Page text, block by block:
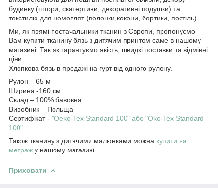
будинку (штори, скатертини, декоративні подушки) та
текстилю для немовлят (пеленки,кокони, бортики, постіль).
Ми, як прямі постачальники тканин з Європи, пропонуємо
Вам купити тканину бязь з дитячим принтом саме в нашому
магазині. Так як гарантуємо якість, швидкі поставки та відмінні
ціни.
Хлопкова бязь в продажі на гурт від одного рулону.
Рулон – 65 м
Ширина -160 см
Склад – 100% бавовна
Виробник – Польща
Сертифікат - "Oeko-Tex Standard 100" або "Öko-Tex Standard
100"
Також тканину з дитячими малюнками можна купити на
метраж у нашому магазині.
Приховати